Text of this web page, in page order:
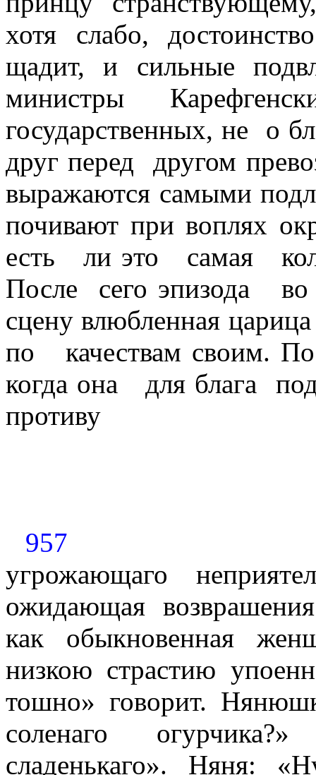
хотя слабо,
щадит, и сильные
министры
государственных, не
о
друг перед
другом
выражаются самыми
почивают при воплях
есть
ли это самая
После
сего эпизода
сцену влюбленная царица
по
качествам своим.
когда она
для блага
противу
957
угрожающаго
ожидающая
как обыкновенная
низкою страстию
тошно» говорит.
соленаго
сладенькаго». Няня: